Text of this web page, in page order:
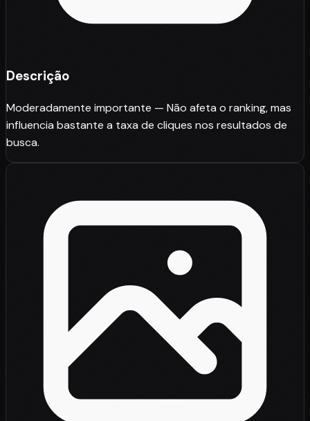
Descrição
Moderadamente importante — Não afeta o ranking, mas
influencia bastante a taxa de cliques nos resultados de
busca.